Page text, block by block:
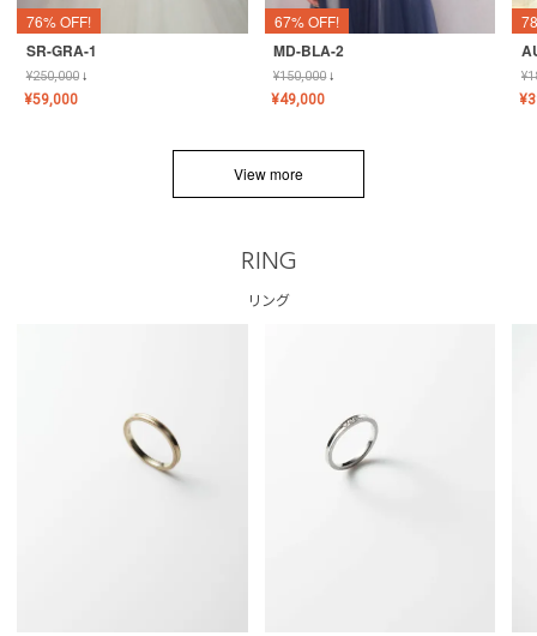
76% OFF!
SR-GRA-1
¥250,000↓
¥59,000
67% OFF!
MD-BLA-2
¥150,000↓
¥49,000
¥
¥
View more
RING
リング